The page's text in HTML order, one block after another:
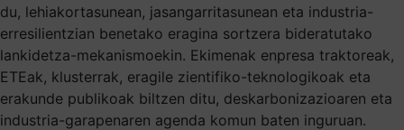
du, lehiakortasunean, jasangarritasunean eta industria-
erresilientzian benetako eragina sortzera bideratutako
lankidetza-mekanismoekin. Ekimenak enpresa traktoreak,
ETEak, klusterrak, eragile zientifiko-teknologikoak eta
erakunde publikoak biltzen ditu, deskarbonizazioaren eta
industria-garapenaren agenda komun baten inguruan.